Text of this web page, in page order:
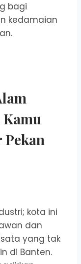
bagi
kedamaian
Kamu
kota ini
dan
yang tak
di Banten.